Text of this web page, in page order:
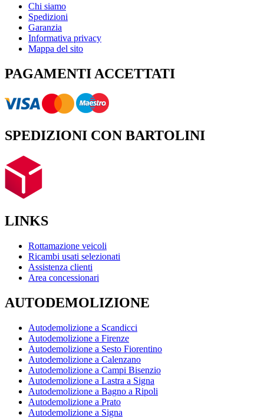
Chi siamo
Spedizioni
Garanzia
Informativa privacy
Mappa del sito
PAGAMENTI ACCETTATI
SPEDIZIONI CON BARTOLINI
LINKS
Rottamazione veicoli
Ricambi usati selezionati
Assistenza clienti
Area concessionari
AUTODEMOLIZIONE
Autodemolizione a Scandicci
Autodemolizione a Firenze
Autodemolizione a Sesto Fiorentino
Autodemolizione a Calenzano
Autodemolizione a Campi Bisenzio
Autodemolizione a Lastra a Signa
Autodemolizione a Bagno a Ripoli
Autodemolizione a Prato
Autodemolizione a Signa